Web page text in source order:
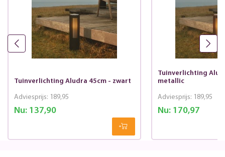
Tuinverlichting Aludra 45cm - zwart
Nu:137,90
Adviesprijs: 189,95
Tuinverlichting
metallic
Nu:170,97
Adviesprijs: 189,95